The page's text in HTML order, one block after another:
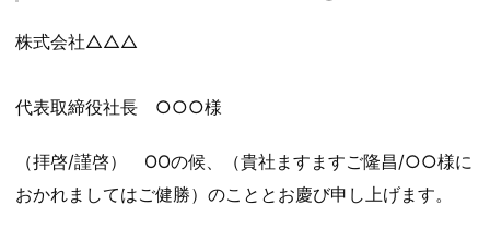
株式会社△△△
代表取締役社長 ○○○様
（拝啓/謹啓） ΟΟの候、（貴社ますますご隆昌/○○様に
おかれましてはご健勝）のこととお慶び申し上げます。